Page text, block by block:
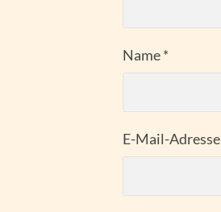
Name*
E-Mail-Adresse